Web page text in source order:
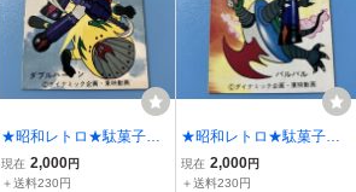
★昭和レトロ★駄菓子屋
★天田 第2弾 UFOロボ
グレンダイザー ミニカー
現在 2,000円
＋送料230円
★昭和レトロ★駄菓子屋
★天田 第2弾 UFOロボ
グレンダイザー ミニカー
現在 2,000円
＋送料230円